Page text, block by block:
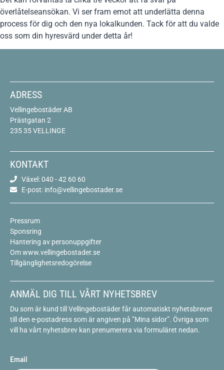
överlåtelseansökan. Vi ser fram emot att underlätta denna
process för dig och den nya lokalkunden. Tack för att du valde
oss som din hyresvärd under detta år!
ADRESS
Vellingebostäder AB
Prästgatan 2
235 35 VELLINGE
KONTAKT
Växel: 040 - 42 60 60
E-post: info@vellingebostader.se
Pressrum
Sponsring
Hantering av personuppgifter
Om www.vellingebostader.se
Tillgänglighetsredogörelse
ANMÄL DIG TILL VÅRT NYHETSBREV
Du som är kund till Vellingebostäder får automatiskt nyhetsbrevet
till den e-postadress som är angiven på ”Mina sidor”. Övriga som
vill ha vårt nyhetsbrev kan prenumerera via formuläret nedan.
Email